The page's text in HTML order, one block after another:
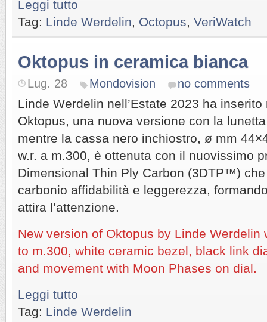
Leggi tutto
Tag: Linde Werdelin Octopus VeriWatch
Oktopus in ceramica bianca
Lug. 28 Mondovision no comments
Linde Werdelin nell’Estate 2023 ha
Oktopus, una nuova versione con la
mentre la cassa nero inchiostro, ø mm
w.r. a m.300, è ottenuta con il nuovissimo
Dimensional Thin Ply Carbon (3DTP™)
carbonio affidabilità e leggerezza,
attira l’attenzione.
New version of Oktopus by Linde
to m.300, white ceramic bezel, black link
and movement with Moon Phases on dial.
Leggi tutto
Tag: Linde Werdelin